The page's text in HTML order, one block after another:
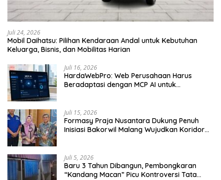
Juli 24, 2026
Mobil Daihatsu: Pilihan Kendaraan Andal untuk Kebutuhan
Keluarga, Bisnis, dan Mobilitas Harian
Juli 16, 2026
HardaWebPro: Web Perusahaan Harus
Beradaptasi dengan MCP AI untuk
Juli 15, 2026
Formasy Praja Nusantara Dukung Penuh
Inisiasi Bakorwil Malang Wujudkan Koridor
Juli 5, 2026
Baru 3 Tahun Dibangun, Pembongkaran
“Kandang Macan” Picu Kontroversi Tata